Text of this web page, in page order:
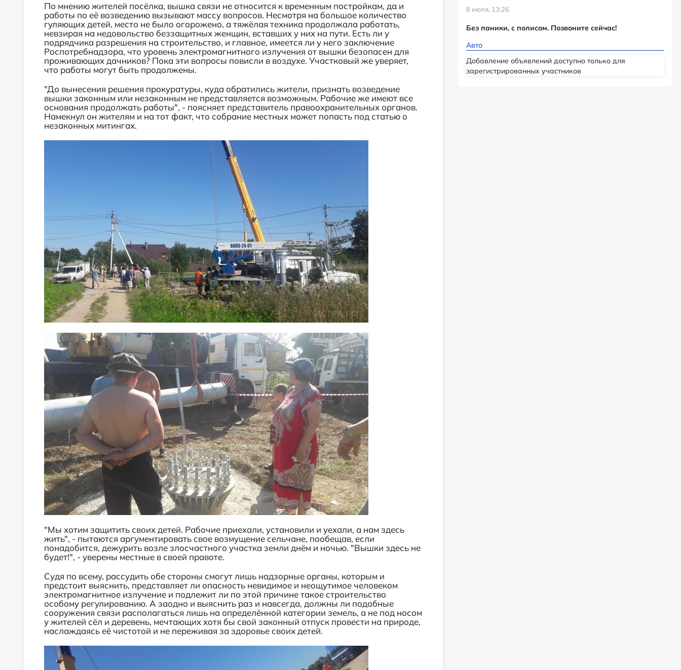
По мнению жителей посёлка, вышка связи не относится к временным постройкам, да и
работы по её возведению вызывают массу вопросов. Несмотря на большое количество
гуляющих детей, место не было огорожено, а тяжёлая техника продолжала работать,
невзирая на недовольство беззащитных женщин, вставших у них на пути. Есть ли у
подрядчика разрешения на строительство, и главное, имеется ли у него заключение
Роспотребнадзора, что уровень электромагнитного излучения от вышки безопасен для
проживающих дачников? Пока эти вопросы повисли в воздухе. Участковый же уверяет,
что работы могут быть продолжены.
"До вынесения решения прокуратуры, куда обратились жители, признать возведение
вышки законным или незаконным не представляется возможным. Рабочие же имеют все
основания продолжать работы", - поясняет представитель правоохранительных органов.
Намекнул он жителям и на тот факт, что собрание местных может попасть под статью о
незаконных митингах.
"Мы хотим защитить своих детей. Рабочие приехали, установили и уехали, а нам здесь
жить", - пытаются аргументировать свое возмущение сельчане, пообещав, если
понадобится, дежурить возле злосчастного участка земли днём и ночью. "Вышки здесь не
будет!", - уверены местные в своей правоте.
Судя по всему, рассудить обе стороны смогут лишь надзорные органы, которым и
предстоит выяснить, представляет ли опасность невидимое и неощутимое человеком
электромагнитное излучение и подлежит ли по этой причине такое строительство
особому регулированию. А заодно и выяснить раз и навсегда, должны ли подобные
сооружения связи располагаться лишь на определённой категории земель, а не под носом
у жителей сёл и деревень, мечтающих хотя бы свой законный отпуск провести на природе,
наслаждаясь её чистотой и не переживая за здоровье своих детей.
8 июля, 13:26
Без паники, с полисом. Позвоните сейчас!
Авто
Добавление объявлений доступно только для
зарегистрированных участников